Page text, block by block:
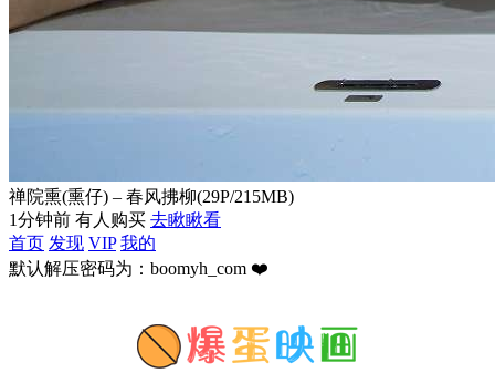
禅院熏(熏仔) – 春风拂柳(29P/215MB)
1分钟前 有人购买 去瞅瞅看
首页 发现 VIP 我的
默认解压密码为：boomyh_com ❤️